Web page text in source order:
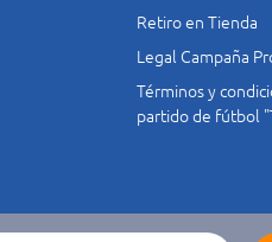
Retiro en Tienda
Legal Campaña
Términos y
partido de fútbol